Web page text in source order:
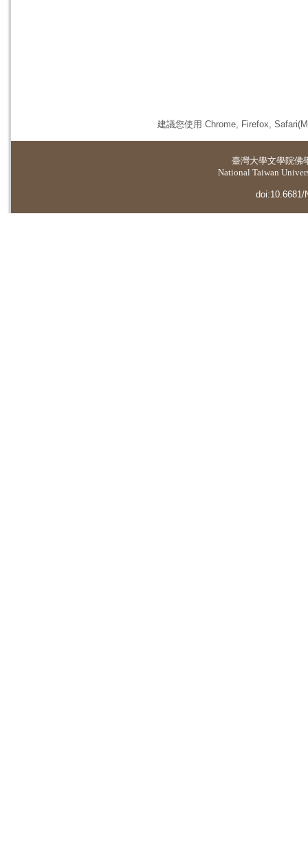
建議您使用 Chrome, Firefox,
臺灣大學文學院佛
National Taiwan
doi:10.6681/